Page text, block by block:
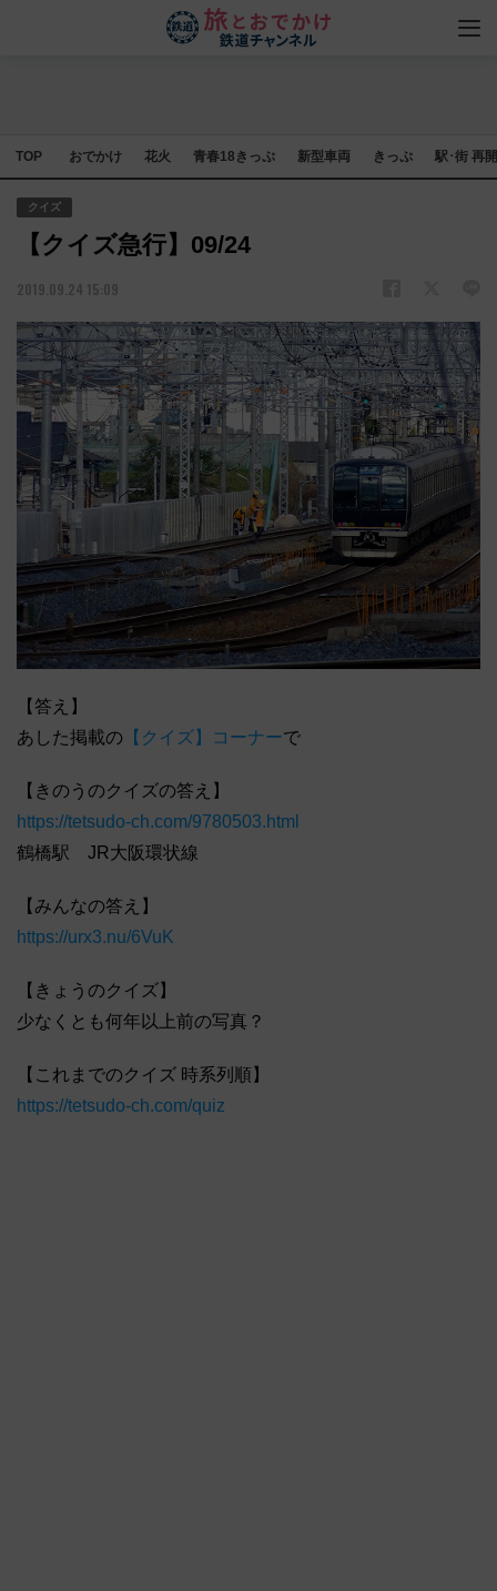
TOP おでかけ 花火 青春18きっぷ 新型車両 きっぷ 駅･街 再
クイズ
【クイズ急行】09/24
2019.09.24 15:09
【答え】
あした掲載の 【クイズ】コーナーで
【きのうのクイズの答え】
https://tetsudo-ch.com/9780503.html
鶴橋駅 JR大阪環状線
【みんなの答え】
https://urx3.nu/6VuK
【きょうのクイズ】
少なくとも何年以上前の写真？
【これまでのクイズ 時系列順】
https://tetsudo-ch.com/quiz